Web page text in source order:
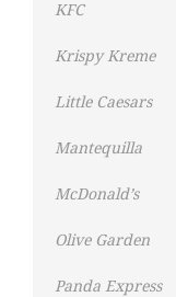
KFC
Krispy Kreme
Little Caesars
Mantequilla
McDonald’s
Olive Garden
Panda Express